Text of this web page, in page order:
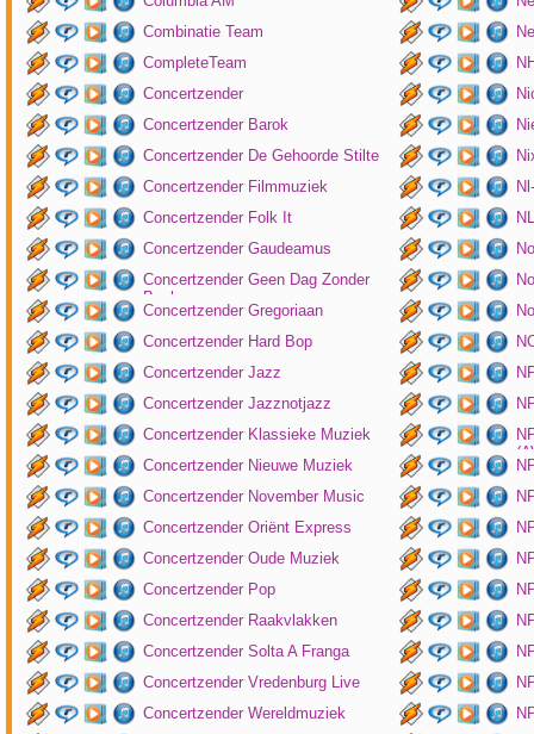
Combinatie Team
CompleteTeam
Concertzender
Concertzender Barok
Concertzender De Gehoorde Stilte
Concertzender Filmmuziek
Concertzender Folk It
Concertzender Gaudeamus
Concertzender Geen Dag Zonder
Bach
Concertzender Gregoriaan
Concertzender Hard Bop
Concertzender Jazz
Concertzender Jazznotjazz
Concertzender Klassieke Muziek
Concertzender Nieuwe Muziek
Concertzender November Music
Concertzender Oriënt Express
Concertzender Oude Muziek
Concertzender Pop
Concertzender Raakvlakken
Concertzender Solta A Franga
Concertzender Vredenburg Live
Concertzender Wereldmuziek